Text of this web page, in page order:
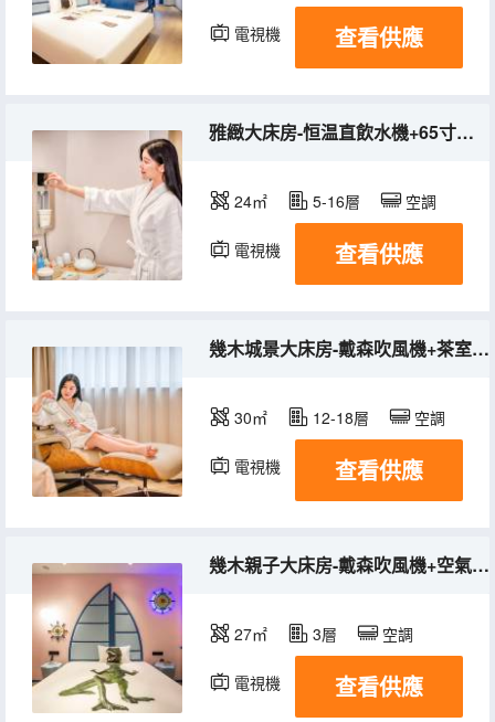
電視機 冰箱
查看供應
雅緻大床房-恒温直飲水機+65寸巨幕電視投屏
24㎡ 5-16層 空調
電視機 查看供應
幾木城景大床房-戴森吹風機+茶室+小冰箱+Pro深睡枕
30㎡ 12-18層 空調
電視機 冰箱
查看供應
幾木親子大床房-戴森吹風機+空氣淨化器+FREE遊戲幣
27㎡ 3層 空調
電視機 冰箱
查看供應